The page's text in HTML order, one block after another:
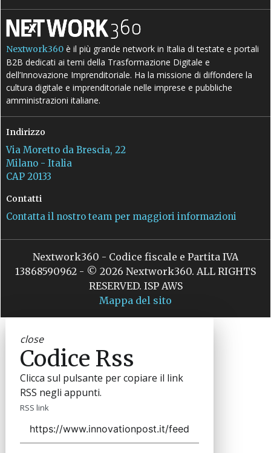
Nextwork360 è il più grande network in Italia di testate e portali
B2B dedicati ai temi della Trasformazione Digitale e
dell’Innovazione Imprenditoriale. Ha la missione di diffondere la
cultura digitale e imprenditoriale nelle imprese e pubbliche
amministrazioni italiane.
Indirizzo
Via Moretto da Brescia, 22
Milano - Italia
CAP 20133
Contatti
Contatta il nostro team per maggiori informazioni
Nextwork360 - Codice fiscale e Partita IVA
13868590962 - © 2026 Nextwork360. ALL RIGHTS
RESERVED. ISP AWS
Mappa del sito
close
Codice Rss
Clicca sul pulsante per copiare il link
RSS negli appunti.
RSS link